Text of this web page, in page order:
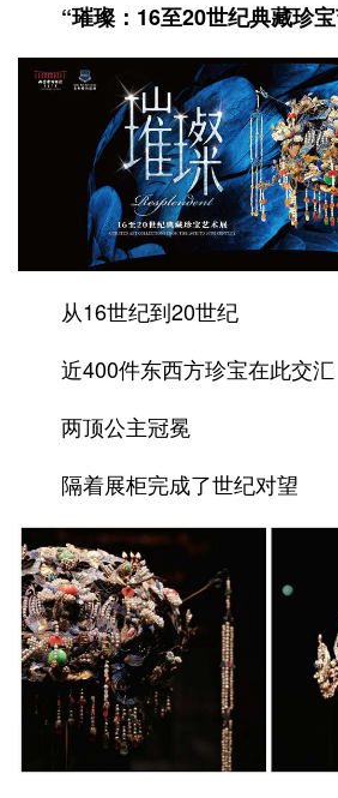
“璀璨：16至20世纪典藏珍
从16世纪到20世纪
近400件东西方珍宝在此交汇
两顶公主冠冕
隔着展柜完成了世纪对望